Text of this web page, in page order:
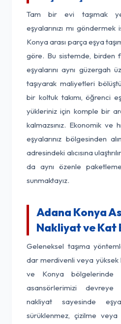
Tam bir evi taşımak
eşyalarınızı mı
Konya arası parça eşya
göre. Bu sistemde, birden
eşyalarını aynı güzergah
taşıyarak maliyetleri
bir koltuk takımı, öğrenci
yükleriniz için komple bir
kalmazsınız. Ekonomik ve
eşyalarınız bölgesinden
adresindeki alıcısına
da aynı özenle
sunmaktayız.
Adana Konya
Nakliyat ve Kat
Geleneksel taşıma
dar merdivenli veya yüksek
ve Konya bölgelerinde
asansörlerimizi devreye
nakliyat sayesinde
sürüklenmez, çizilme veya